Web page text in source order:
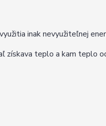
inak nevyužiteľnej
získava teplo a kam teplo